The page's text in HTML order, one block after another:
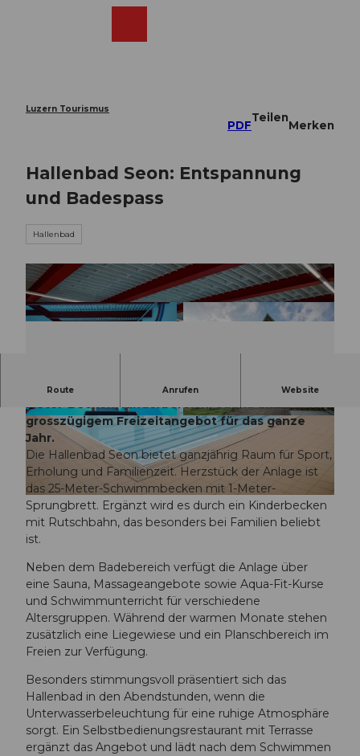
Luzern Tourismus
PDF
Teilen
Merken
Hallenbad Seon: Entspannung
und Badespass
Hallenbad
© Seetal Tourismus, Seetal Tourismus | CC-BY
© Seetal Tourismus, Seetal Tourismus |CC-BY © Seetal Tourismus, Seetal Tourismus |
Route Anrufen Website
Familienfreundliches Hallenbad im Seetal mit 25-
Meter-Becken, Kinderbereich, Sauna und
grosszügigem Freizeitangebot für das ganze
Jahr.
Die Hallenbad Seon bietet ganzjährig Raum für Sport,
Erholung und Familienzeit. Herzstück der Anlage ist
das 25-Meter-Schwimmbecken mit 1-Meter-
Sprungbrett. Ergänzt wird es durch ein Kinderbecken
mit Rutschbahn, das besonders bei Familien beliebt
ist.
Neben dem Badebereich verfügt die Anlage über
eine Sauna, Massageangebote sowie Aqua-Fit-Kurse
und Schwimmunterricht für verschiedene
Altersgruppen. Während der warmen Monate stehen
zusätzlich eine Liegewiese und ein Planschbereich im
Freien zur Verfügung.
Besonders stimmungsvoll präsentiert sich das
Hallenbad in den Abendstunden, wenn die
Unterwasserbeleuchtung für eine ruhige Atmosphäre
sorgt. Ein Selbstbedienungsrestaurant mit Terrasse
ergänzt das Angebot und lädt nach dem Schwimmen